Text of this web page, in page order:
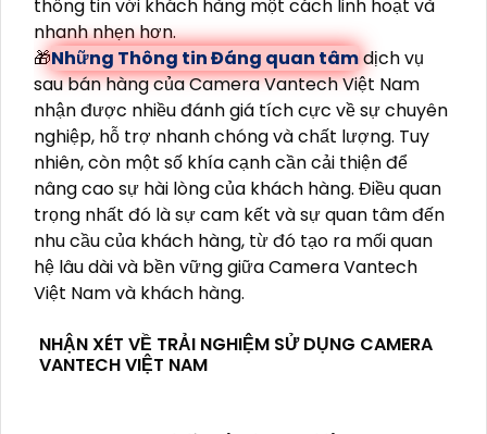
thông tin với khách hàng một cách linh hoạt và
nhanh nhẹn hơn.
🎁Những Thông tin Đáng quan tâmdịch vụ
sau bán hàng của Camera Vantech Việt Nam
nhận được nhiều đánh giá tích cực về sự chuyên
nghiệp, hỗ trợ nhanh chóng và chất lượng. Tuy
nhiên, còn một số khía cạnh cần cải thiện để
nâng cao sự hài lòng của khách hàng. Điều quan
trọng nhất đó là sự cam kết và sự quan tâm đến
nhu cầu của khách hàng, từ đó tạo ra mối quan
hệ lâu dài và bền vững giữa Camera Vantech
Việt Nam và khách hàng.
NHẬN XÉT VỀ TRẢI NGHIỆM SỬ DỤNG CAMERA
VANTECH VIỆT NAM